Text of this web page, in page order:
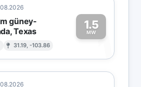
güney-
Texas
31.19, -103.86
1.5
MW1